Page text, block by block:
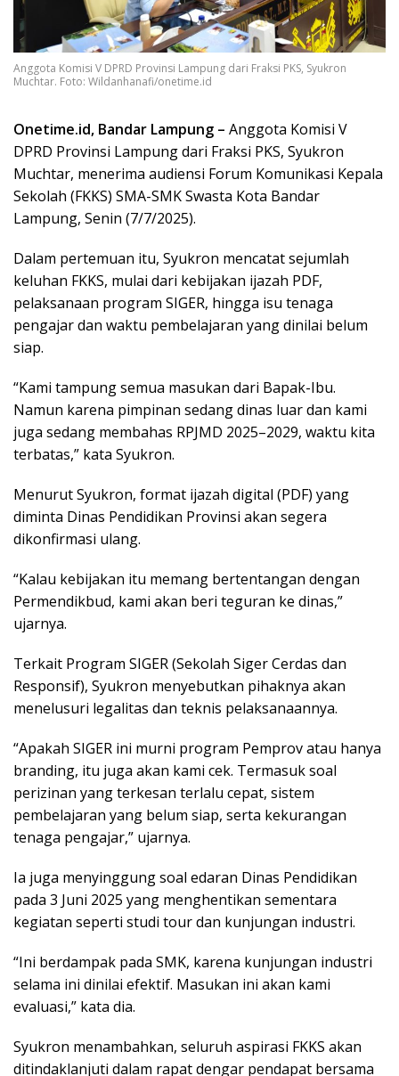
Anggota Komisi V DPRD Provinsi Lampung dari Fraksi PKS, Syukron
Muchtar. Foto: Wildanhanafi/onetime.id
Onetime.id, Bandar Lampung – Anggota Komisi V
DPRD Provinsi Lampung dari Fraksi PKS, Syukron
Muchtar, menerima audiensi Forum Komunikasi Kepala
Sekolah (FKKS) SMA-SMK Swasta Kota Bandar
Lampung, Senin (7/7/2025).
Dalam pertemuan itu, Syukron mencatat sejumlah
keluhan FKKS, mulai dari kebijakan ijazah PDF,
pelaksanaan program SIGER, hingga isu tenaga
pengajar dan waktu pembelajaran yang dinilai belum
siap.
“Kami tampung semua masukan dari Bapak-Ibu.
Namun karena pimpinan sedang dinas luar dan kami
juga sedang membahas RPJMD 2025–2029, waktu kita
terbatas,” kata Syukron.
Menurut Syukron, format ijazah digital (PDF) yang
diminta Dinas Pendidikan Provinsi akan segera
dikonfirmasi ulang.
“Kalau kebijakan itu memang bertentangan dengan
Permendikbud, kami akan beri teguran ke dinas,”
ujarnya.
Terkait Program SIGER (Sekolah Siger Cerdas dan
Responsif), Syukron menyebutkan pihaknya akan
menelusuri legalitas dan teknis pelaksanaannya.
“Apakah SIGER ini murni program Pemprov atau hanya
branding, itu juga akan kami cek. Termasuk soal
perizinan yang terkesan terlalu cepat, sistem
pembelajaran yang belum siap, serta kekurangan
tenaga pengajar,” ujarnya.
Ia juga menyinggung soal edaran Dinas Pendidikan
pada 3 Juni 2025 yang menghentikan sementara
kegiatan seperti studi tour dan kunjungan industri.
“Ini berdampak pada SMK, karena kunjungan industri
selama ini dinilai efektif. Masukan ini akan kami
evaluasi,” kata dia.
Syukron menambahkan, seluruh aspirasi FKKS akan
ditindaklanjuti dalam rapat dengar pendapat bersama